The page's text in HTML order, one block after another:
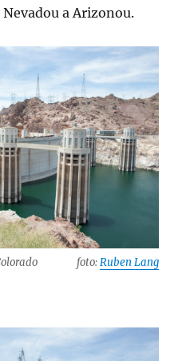
a Arizonou.
foto:Ruben Lang